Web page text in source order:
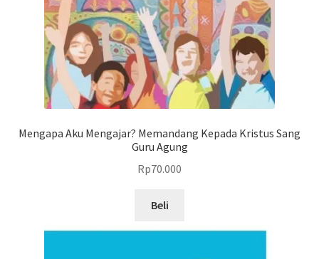
Mengapa Aku Mengajar? Memandang Kepada Kristus Sang
Guru Agung
Rp70.000
Beli